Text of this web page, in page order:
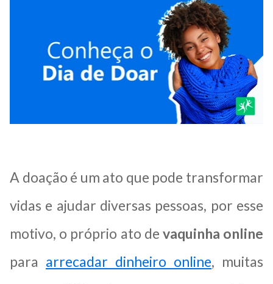
A doação é um ato que pode transformar
vidas e ajudar diversas pessoas, por esse
motivo, o próprio ato de vaquinha online
para arrecadar dinheiro online, muitas